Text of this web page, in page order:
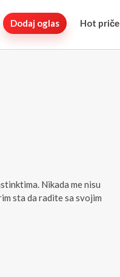
Dodaj oglas Hot pričе
Nikada me nisu
sta da radite sa svojim